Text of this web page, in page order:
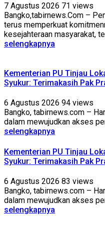
7 Agustus 2026 71 views
Bangko,tabirnews.Com –
terus memperkuat
kesejahteraan masyarakat,
selengkapnya
Kementerian PU Tinjau
Syukur: Terimakasih Pak
6 Agustus 2026 94 views
Bangko, tabirnews.com –
dalam mewujudkan akses
selengkapnya
Kementerian PU Tinjau
Syukur: Terimakasih Pak
6 Agustus 2026 83 views
Bangko, tabirnews.com –
dalam mewujudkan akses
selengkapnya